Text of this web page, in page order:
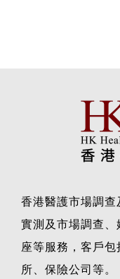
香港醫護市場調
實測及市場調查
座等服務，客戶
所、保險公司等。